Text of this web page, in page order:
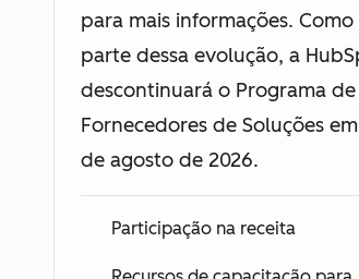
para mais informações. Como
parte dessa evolução, a
descontinuará o Programa de
Fornecedores de Soluções em
de agosto de 2026.
Participação na receita